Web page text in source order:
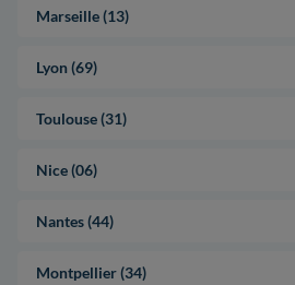
Marseille (13)
Lyon (69)
Toulouse (31)
Nice (06)
Nantes (44)
Montpellier (34)